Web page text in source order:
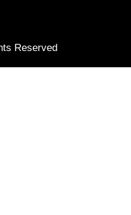
Reserved